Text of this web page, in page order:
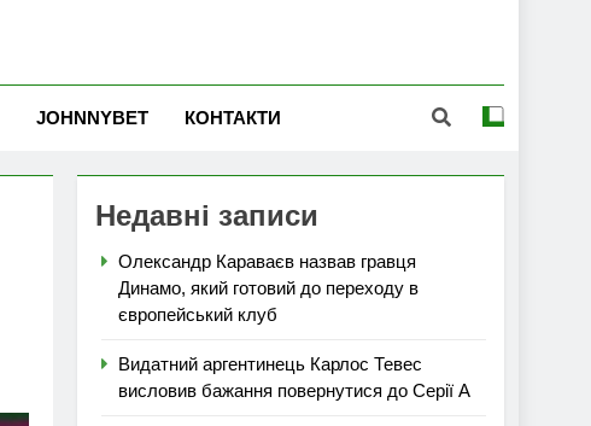
JOHNNYBET КОНТАКТИ
Недавні записи
Олександр Караваєв назвав гравця
Динамо, який готовий до переходу в
європейський клуб
Видатний аргентинець Карлос Тевес
висловив бажання повернутися до Серії А